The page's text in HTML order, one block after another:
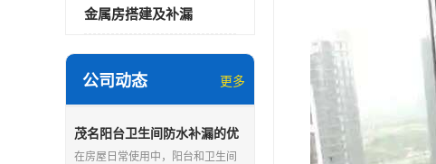
金属房搭建及补漏
公司动态 更多
茂名阳台卫生间防水补漏的优
点和缺点
在房屋日常使用中，阳台和卫生间